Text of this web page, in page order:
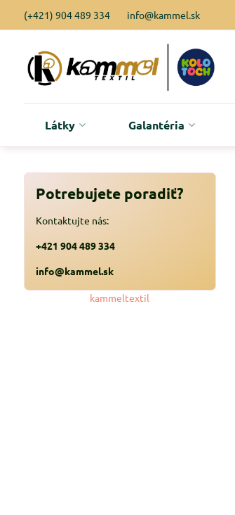
(+421) 904 489 334 info@kammel.sk
Látky Galantéria
Potrebujete poradiť?
Kontaktujte nás:
+421 904 489 334
info@kammel.sk
kammeltextil